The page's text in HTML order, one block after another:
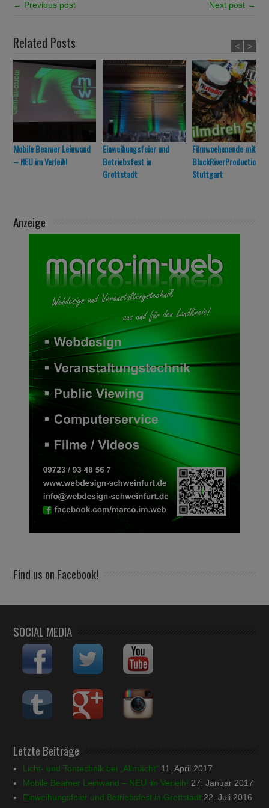
← Previous post Next post →
Related Posts
Mobile Beamer Leinwand
– NEU im Verleih!
Einweihungsfeier und
Betriebsfest in
Grettstadt
Filmwochenende mit
BlackRiverProduction in
Stuttgart
< >
Anzeige
Find us on Facebook!
SOCIAL MEDIA
Letzte Beiträge
Licht- und Tontechnik bei „Allmächt“ 11. April 2017
Mobile Beamer Leinwand – NEU im Verleih! 27. Januar 2017
Einweihungsfeier und Betriebsfest in Grettstadt 22. Juli 2016